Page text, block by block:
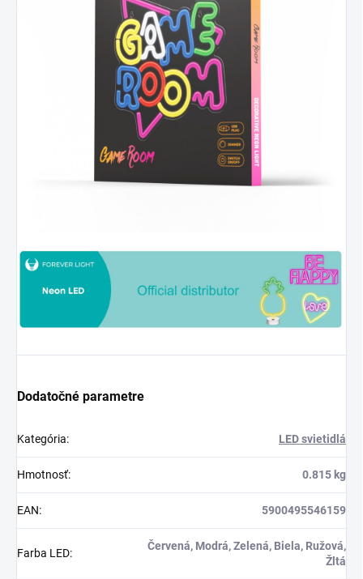
Dodatočné parametre
Kategória: LED svietidlá
Hmotnosť: 0.815 kg
EAN: 5900495546159
Farba LED:
Červená, Modrá, Zelená, Biela, Ružová,
Žltá